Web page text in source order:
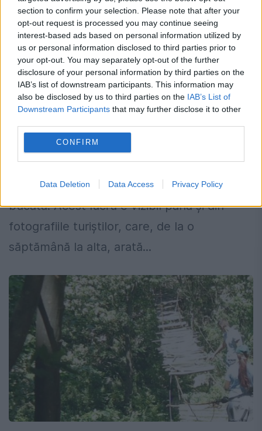
section to confirm your selection. Please note that after your
opt-out request is processed you may continue seeing
interest-based ads based on personal information utilized by
us or personal information disclosed to third parties prior to
your opt-out. You may separately opt-out of the further
disclosure of your personal information by third parties on the
IAB’s list of downstream participants. This information may
also be disclosed by us to third parties on the IAB’s List of
Downstream Participants that may further disclose it to other
CONFIRM
Data Deletion Data Access Privacy Policy
În Parcul Naţional Semenic Cheile –
Caraşului pădurea este ”rasă” pom cu
19 OCTOMBRIE 2017
În Parcul Naţional Semenic Cheile –
Caraşului pădurea este rasă bucată cu
bucată. Acest lucru e vizibil până și din
fotografiile turiștilor, care, de la o
săptămână la alta, arată...